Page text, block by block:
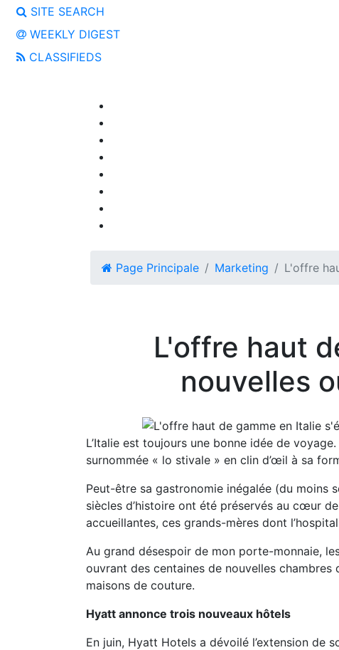
SITE SEARCH
WEEKLY DIGEST
CLASSIFIEDS
Page Principale Marketing L'offre
L'offre haut
nouvelles
L’Italie est toujours une bonne idée de
surnommée « lo stivale » en clin d’œil à sa
Peut-être sa gastronomie inégalée (du moins
siècles d’histoire ont été préservés au cœur
accueillantes, ces grands-mères dont
Au grand désespoir de mon porte-monnaie,
ouvrant des centaines de nouvelles chambres
maisons de couture.
Hyatt annonce trois nouveaux hôtels
En juin, Hyatt Hotels a dévoilé l’extension de